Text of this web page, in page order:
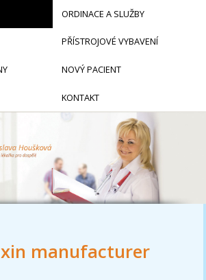
manufacturer
ORDINACE A SLUŽBY
PŘÍSTROJOVÉ VYBAVENÍ
NOVÝ PACIENT
KONTAKT